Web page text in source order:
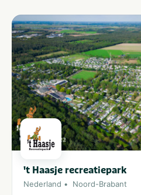
't Haasje recreatiepark
Nederland Noord-Brabant